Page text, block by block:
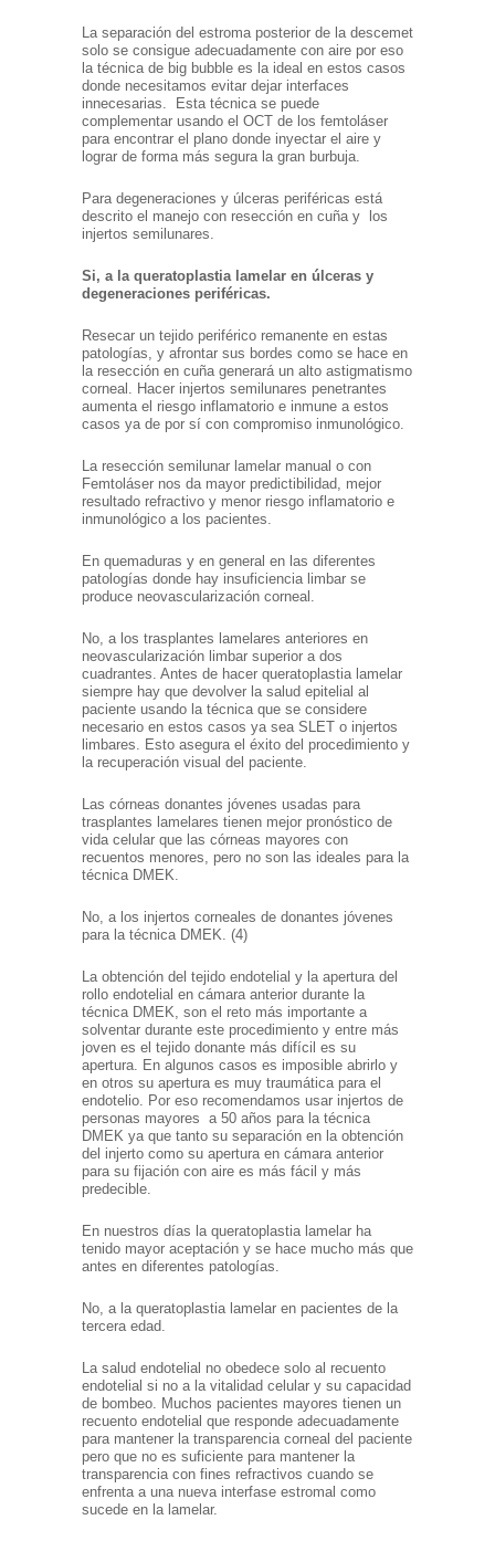
La separación del estroma posterior de la descemet
solo se consigue adecuadamente con aire por eso
la técnica de big bubble es la ideal en estos casos
donde necesitamos evitar dejar interfaces
innecesarias. Esta técnica se puede
complementar usando el OCT de los femtoláser
para encontrar el plano donde inyectar el aire y
lograr de forma más segura la gran burbuja.
Para degeneraciones y úlceras periféricas está
descrito el manejo con resección en cuña y los
injertos semilunares.
Si, a la queratoplastia lamelar en úlceras y
degeneraciones periféricas.
Resecar un tejido periférico remanente en estas
patologías, y afrontar sus bordes como se hace en
la resección en cuña generará un alto astigmatismo
corneal. Hacer injertos semilunares penetrantes
aumenta el riesgo inflamatorio e inmune a estos
casos ya de por sí con compromiso inmunológico.
La resección semilunar lamelar manual o con
Femtoláser nos da mayor predictibilidad, mejor
resultado refractivo y menor riesgo inflamatorio e
inmunológico a los pacientes.
En quemaduras y en general en las diferentes
patologías donde hay insuficiencia limbar se
produce neovascularización corneal.
No, a los trasplantes lamelares anteriores en
neovascularización limbar superior a dos
cuadrantes. Antes de hacer queratoplastia lamelar
siempre hay que devolver la salud epitelial al
paciente usando la técnica que se considere
necesario en estos casos ya sea SLET o injertos
limbares. Esto asegura el éxito del procedimiento y
la recuperación visual del paciente.
Las córneas donantes jóvenes usadas para
trasplantes lamelares tienen mejor pronóstico de
vida celular que las córneas mayores con
recuentos menores, pero no son las ideales para la
técnica DMEK.
No, a los injertos corneales de donantes jóvenes
para la técnica DMEK. (4)
La obtención del tejido endotelial y la apertura del
rollo endotelial en cámara anterior durante la
técnica DMEK, son el reto más importante a
solventar durante este procedimiento y entre más
joven es el tejido donante más difícil es su
apertura. En algunos casos es imposible abrirlo y
en otros su apertura es muy traumática para el
endotelio. Por eso recomendamos usar injertos de
personas mayores a 50 años para la técnica
DMEK ya que tanto su separación en la obtención
del injerto como su apertura en cámara anterior
para su fijación con aire es más fácil y más
predecible.
En nuestros días la queratoplastia lamelar ha
tenido mayor aceptación y se hace mucho más que
antes en diferentes patologías.
No, a la queratoplastia lamelar en pacientes de la
tercera edad.
La salud endotelial no obedece solo al recuento
endotelial si no a la vitalidad celular y su capacidad
de bombeo. Muchos pacientes mayores tienen un
recuento endotelial que responde adecuadamente
para mantener la transparencia corneal del paciente
pero que no es suficiente para mantener la
transparencia con fines refractivos cuando se
enfrenta a una nueva interfase estromal como
sucede en la lamelar.